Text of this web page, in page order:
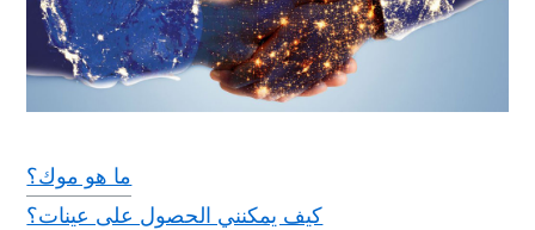
ما هو موك؟
كيف يمكنني الحصول على عينات؟